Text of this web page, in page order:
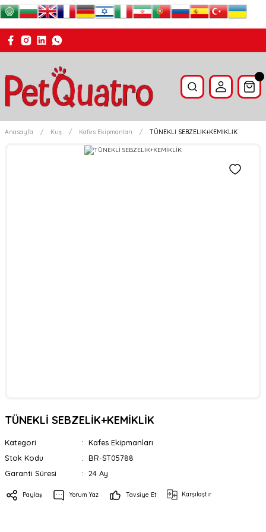
Anasayfa Kuş Kafes Ekipmanları TÜNEKLİ SEBZELİK+KEMİKLİK
TÜNEKLİ SEBZELİK+KEMİKLİK
Kategori
Kafes Ekipmanları
Stok Kodu
BR-ST05788
Garanti Süresi
24 Ay
Paylaş Yorum Yaz Tavsiye Et Karşılaştır